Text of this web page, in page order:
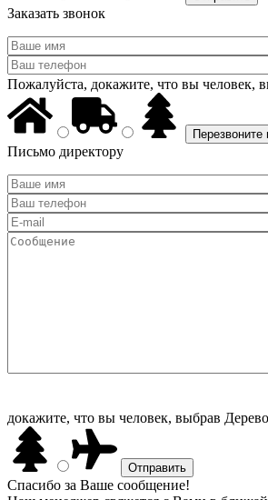
Заказать звонок
Пожалуйста, докажите, что вы человек,
Письмо директору
докажите, что вы человек, выбрав Дерево
Спасибо за Ваше сообщение!